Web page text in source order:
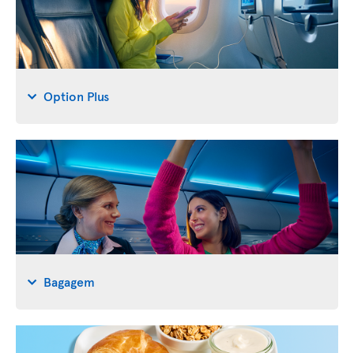
Option Plus
Bagagem